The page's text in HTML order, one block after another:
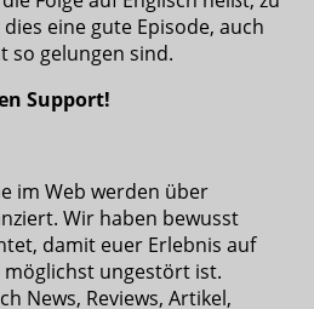
eine gute Episode, auch
so gelungen sind.
Support!
im Web werden über
Wir haben bewusst
damit euer Erlebnis auf
möglichst ungestört ist.
News, Reviews, Artikel,